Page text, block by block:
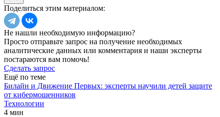
Поделиться этим материалом:
Не нашли необходимую информацию?
Просто отправьте запрос на получение необходимых
аналитические данных или комментария и наши эксперты
постараются вам помочь!
Сделать запрос
Ещё по теме
Билайн и Движение Первых: эксперты научили детей защите
от кибермошенников
Технологии
4 мин